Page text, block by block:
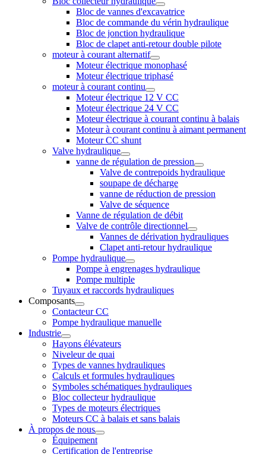
Bloc de vannes d'excavatrice
Bloc de commande du vérin hydraulique
Bloc de jonction hydraulique
Bloc de clapet anti-retour double pilote
moteur à courant alternatif
Moteur électrique monophasé
Moteur électrique triphasé
moteur à courant continu
Moteur électrique 12 V CC
Moteur électrique 24 V CC
Moteur électrique à courant continu à balais
Moteur à courant continu à aimant permanent
Moteur CC shunt
Valve hydraulique
vanne de régulation de pression
Valve de contrepoids hydraulique
soupape de décharge
vanne de réduction de pression
Valve de séquence
Vanne de régulation de débit
Valve de contrôle directionnel
Vannes de dérivation hydrauliques
Clapet anti-retour hydraulique
Pompe hydraulique
Pompe à engrenages hydraulique
Pompe multiple
Tuyaux et raccords hydrauliques
Composants
Contacteur CC
Pompe hydraulique manuelle
Industrie
Hayons élévateurs
Niveleur de quai
Types de vannes hydrauliques
Calculs et formules hydrauliques
Symboles schématiques hydrauliques
Bloc collecteur hydraulique
Types de moteurs électriques
Moteurs CC à balais et sans balais
À propos de nous
Équipement
Certification de l'entreprise